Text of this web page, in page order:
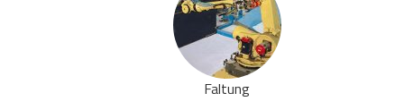
Faltung